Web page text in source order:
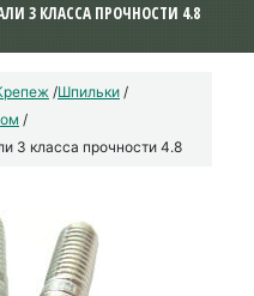
/Шпильки /
/
3 класса прочности 4.8
3 КЛАССА ПРОЧНОСТИ 4.8